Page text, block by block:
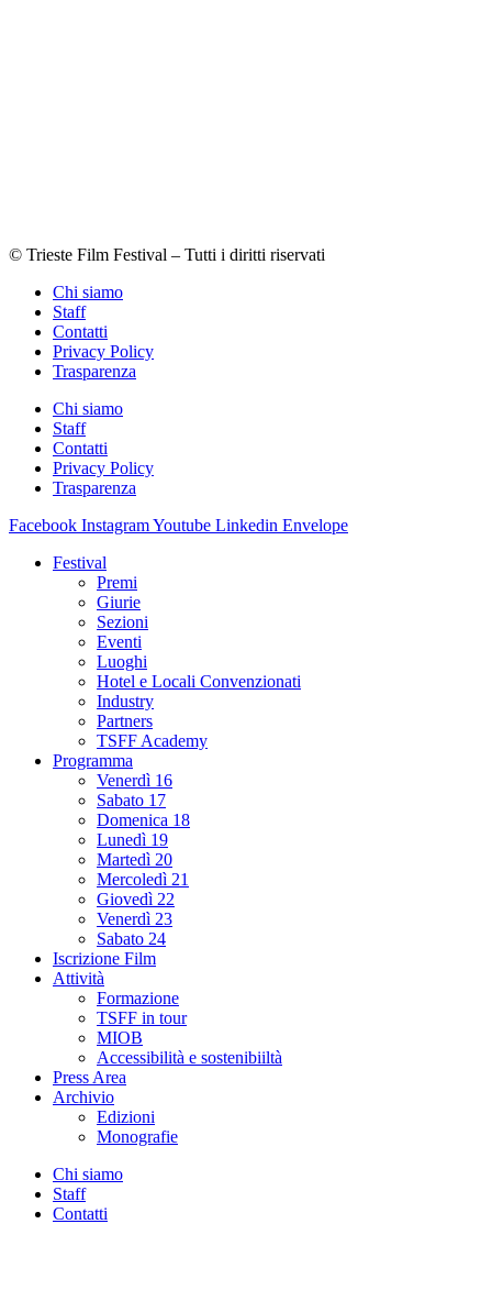
© Trieste Film Festival – Tutti i diritti riservati
Chi siamo
Staff
Contatti
Privacy Policy
Trasparenza
Chi siamo
Staff
Contatti
Privacy Policy
Trasparenza
Facebook InstagramYoutube Linkedin Envelope
Festival
Premi
Giurie
Sezioni
Eventi
Luoghi
Hotel e Locali Convenzionati
Industry
Partners
TSFF Academy
Programma
Venerdì 16
Sabato 17
Domenica 18
Lunedì 19
Martedì 20
Mercoledì 21
Giovedì 22
Venerdì 23
Sabato 24
Iscrizione Film
Attività
Formazione
TSFF in tour
MIOB
Accessibilità e sostenibiiltà
Press Area
Archivio
Edizioni
Monografie
Chi siamo
Staff
Contatti